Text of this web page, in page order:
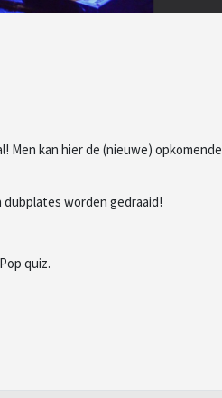
Men kan hier de (nieuwe) opkomende
worden gedraaid!
quiz.